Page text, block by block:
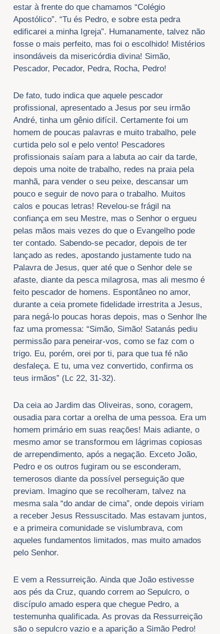
estar à frente do que chamamos “Colégio
Apostólico”. “Tu és Pedro, e sobre esta pedra
edificarei a minha Igreja”. Humanamente, talvez não
fosse o mais perfeito, mas foi o escolhido! Mistérios
insondáveis da misericórdia divina! Simão,
Pescador, Pecador, Pedra, Rocha, Pedro!
De fato, tudo indica que aquele pescador
profissional, apresentado a Jesus por seu irmão
André, tinha um gênio difícil. Certamente foi um
homem de poucas palavras e muito trabalho, pele
curtida pelo sol e pelo vento! Pescadores
profissionais saíam para a labuta ao cair da tarde,
depois uma noite de trabalho, redes na praia pela
manhã, para vender o seu peixe, descansar um
pouco e seguir de novo para o trabalho. Muitos
calos e poucas letras! Revelou-se frágil na
confiança em seu Mestre, mas o Senhor o ergueu
pelas mãos mais vezes do que o Evangelho pode
ter contado. Sabendo-se pecador, depois de ter
lançado as redes, apostando justamente tudo na
Palavra de Jesus, quer até que o Senhor dele se
afaste, diante da pesca milagrosa, mas ali mesmo é
feito pescador de homens. Espontâneo no amor,
durante a ceia promete fidelidade irrestrita a Jesus,
para negá-lo poucas horas depois, mas o Senhor lhe
faz uma promessa: “Simão, Simão! Satanás pediu
permissão para peneirar-vos, como se faz com o
trigo. Eu, porém, orei por ti, para que tua fé não
desfaleça. E tu, uma vez convertido, confirma os
teus irmãos” (Lc 22, 31-32).
Da ceia ao Jardim das Oliveiras, sono, coragem,
ousadia para cortar a orelha de uma pessoa. Era um
homem primário em suas reações! Mais adiante, o
mesmo amor se transformou em lágrimas copiosas
de arrependimento, após a negação. Exceto João,
Pedro e os outros fugiram ou se esconderam,
temerosos diante da possível perseguição que
previam. Imagino que se recolheram, talvez na
mesma sala “do andar de cima”, onde depois viriam
a receber Jesus Ressuscitado. Mas estavam juntos,
e a primeira comunidade se vislumbrava, com
aqueles fundamentos limitados, mas muito amados
pelo Senhor.
E vem a Ressurreição. Ainda que João estivesse
aos pés da Cruz, quando correm ao Sepulcro, o
discípulo amado espera que chegue Pedro, a
testemunha qualificada. As provas da Ressurreição
são o sepulcro vazio e a aparição a Simão Pedro!